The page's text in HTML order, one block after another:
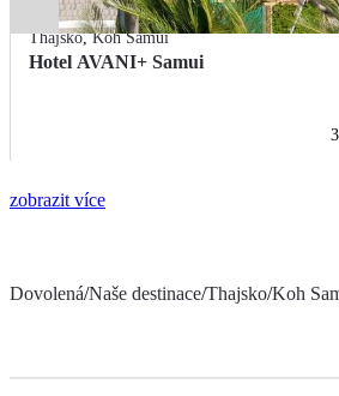
Thajsko,Koh Samui
Hotel AVANI+ Samui
zobrazit více
Dovolená/Naše destinace/Thajsko/Koh